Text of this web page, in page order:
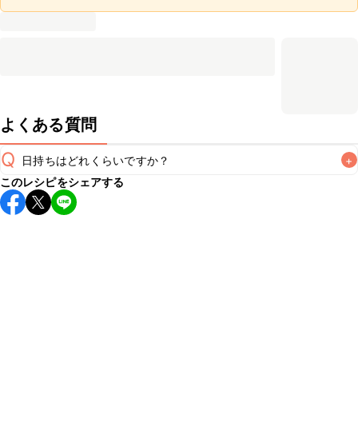
よくある質問
Q 日持ちはどれくらいですか？ +
保存期間は冷蔵で翌日中が目安です。なるべくお早めにお召
し上がりください。
このレシピをシェアする